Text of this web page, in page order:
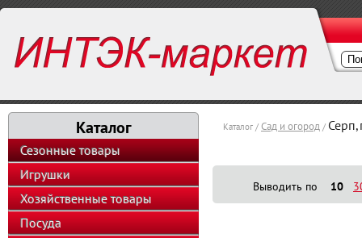
Каталог
Сезонные товары
Игрушки
Хозяйственные товары
Посуда
Каталог / Сад и огород /
Выводить по 10